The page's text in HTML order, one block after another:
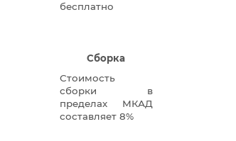
бесплатно
Сборка
Стоимость
сборки в
пределах МКАД
составляет 8%